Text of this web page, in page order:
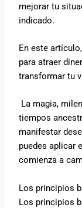
mejorar tu
indicado.
En este
para atraer
transformar tu
La magia,
tiempos
manifestar
puedes aplicar
comienza a
Los principios
Los principios